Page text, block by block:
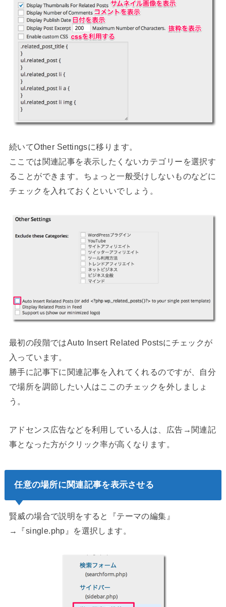
続いてOther Settingsに移ります。
ここでは関連記事を表示したくないカテゴリーを選択す
ることができます。ちょっと一般受けしないものなどに
チェックを入れておくといいでしょう。
最初の段階ではAuto Insert Related Postsにチェックが
入っています。
勝手に記事下に関連記事を入れてくれるのですが、自分
で場所を調節したい人はここのチェックを外しましょ
う。
アドセンス広告などを利用している人は、広告→関連記
事となった方がクリック率が高くなります。
任意の場所に関連記事を表示させる
賢威の場合で説明をすると『テーマの編集』
→『single.php』を選択します。